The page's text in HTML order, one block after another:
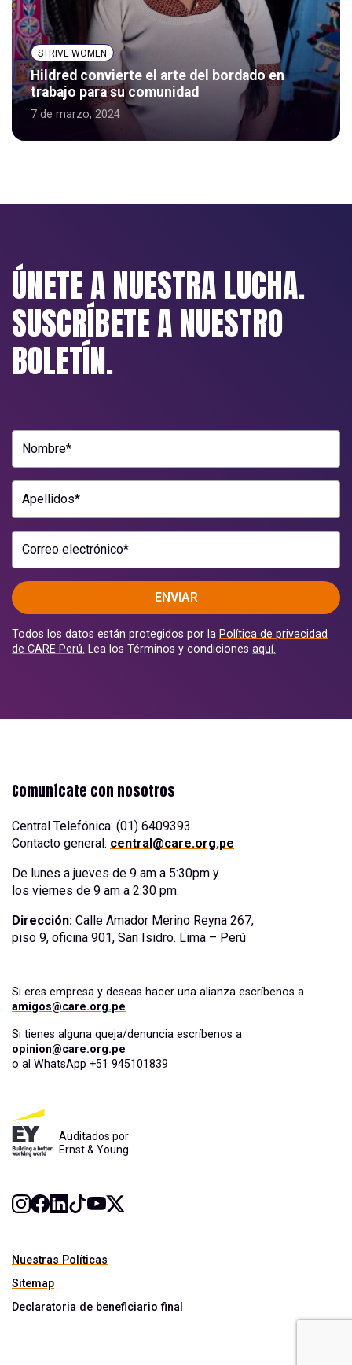
STRIVE WOMEN
Hildred convierte el arte del bordado en
trabajo para su comunidad
7 de marzo, 2024
ÚNETE A NUESTRA LUCHA.
SUSCRÍBETE A NUESTRO
BOLETÍN.
Nombre*
Apellidos*
Correo electrónico*
ENVIAR
Todos los datos están protegidos por la Política de privacidad
de CARE Perú. Lea los Términos y condiciones aquí.
Comunícate con nosotros
Central Telefónica: (01) 6409393
Contacto general: central@care.org.pe
De lunes a jueves de 9 am a 5:30pm y
los viernes de 9 am a 2:30 pm.
Dirección: Calle Amador Merino Reyna 267,
piso 9, oficina 901, San Isidro. Lima – Perú
Si eres empresa y deseas hacer una alianza escríbenos a
amigos@care.org.pe
Si tienes alguna queja/denuncia escríbenos a
opinion@care.org.pe
o al WhatsApp +51 945101839
Auditados por
Ernst & Young
Nuestras Políticas
Sitemap
Declaratoria de beneficiario final